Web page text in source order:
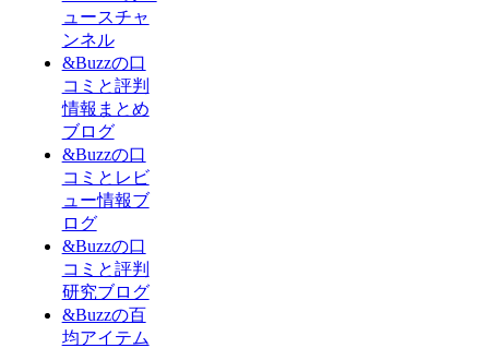
ュースチャ
ンネル
&Buzzの口
コミと評判
情報まとめ
ブログ
&Buzzの口
コミとレビ
ュー情報ブ
ログ
&Buzzの口
コミと評判
研究ブログ
&Buzzの百
均アイテム